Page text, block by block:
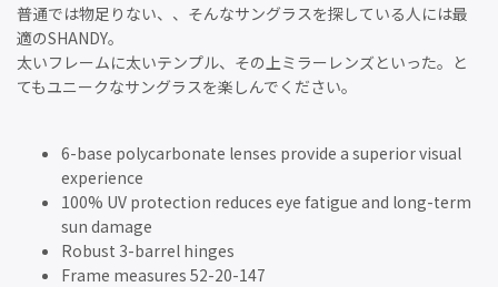
普通では物足りない、、そんなサングラスを探している人には最
適のSHANDY。
太いフレームに太いテンプル、その上ミラーレンズといった。と
てもユニークなサングラスを楽しんでください。
6-base polycarbonate lenses provide a superior visual
experience
100% UV protection reduces eye fatigue and long-term
sun damage
Robust 3-barrel hinges
Frame measures 52-20-147